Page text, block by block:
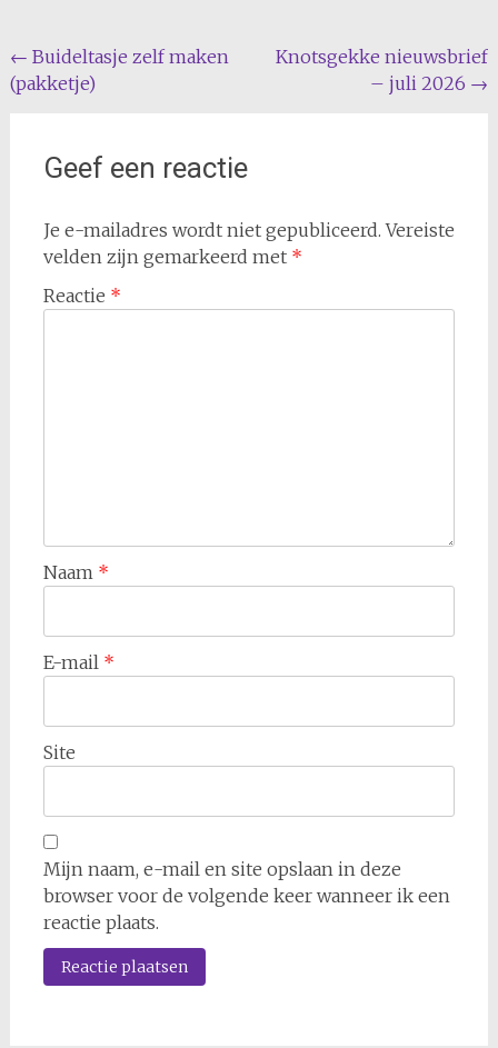
Bericht
navigatie
← Buideltasje zelf maken
(pakketje)
Knotsgekke nieuwsbrief
– juli 2026 →
Geef een reactie
Je e-mailadres wordt niet gepubliceerd. Vereiste
velden zijn gemarkeerd met *
Reactie *
Naam *
E-mail *
Site
Mijn naam, e-mail en site opslaan in deze
browser voor de volgende keer wanneer ik een
reactie plaats.